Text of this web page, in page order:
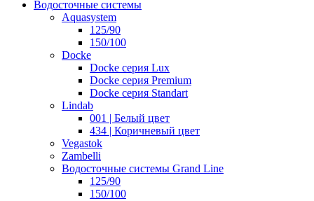
Водосточные системы
Aquasystem
125/90
150/100
Docke
Docke серия Lux
Docke серия Premium
Docke серия Standart
Lindab
001 | Белый цвет
434 | Коричневый цвет
Vegastok
Zambelli
Водосточные системы Grand Line
125/90
150/100